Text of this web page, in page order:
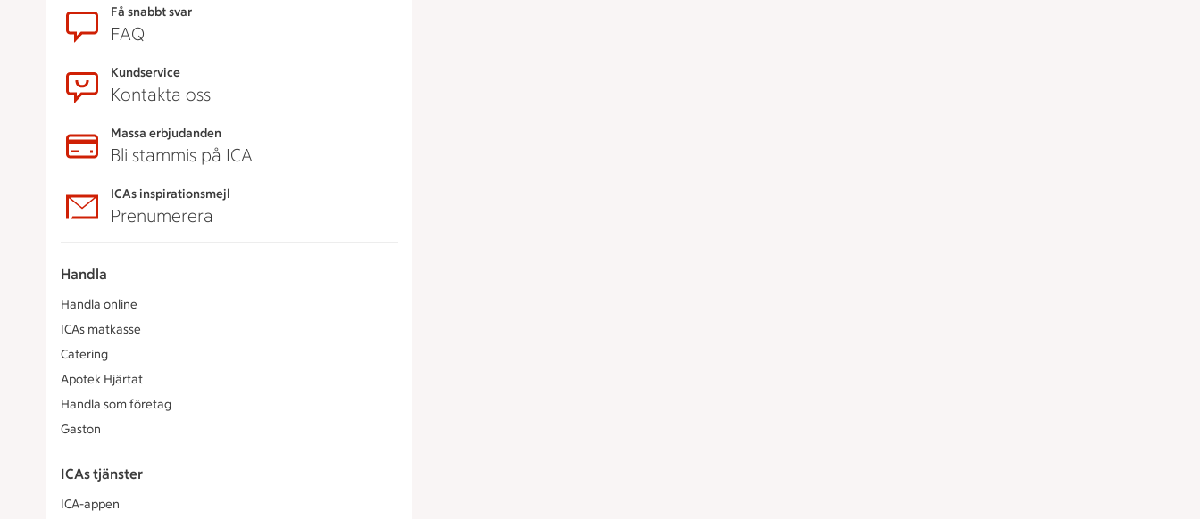
Få snabbt svar
FAQ
Kundservice
Kontakta oss
Massa erbjudanden
Bli stammis på ICA
ICAs inspirationsmejl
Prenumerera
Handla
Handla online
ICAs matkasse
Catering
Apotek Hjärtat
Handla som företag
Gaston
ICAs tjänster
ICA-appen